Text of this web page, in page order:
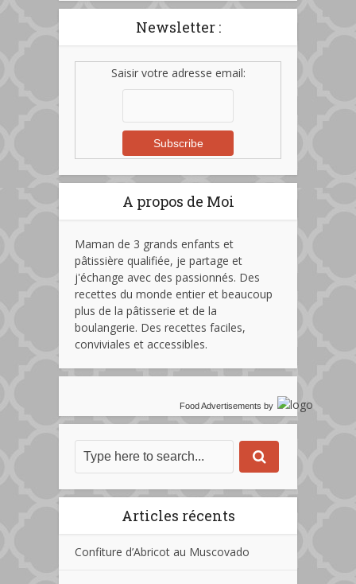
Newsletter :
Saisir votre adresse email:
A propos de Moi
Maman de 3 grands enfants et
pâtissière qualifiée, je partage et
j'échange avec des passionnés. Des
recettes du monde entier et beaucoup
plus de la pâtisserie et de la
boulangerie. Des recettes faciles,
conviviales et accessibles.
Food Advertisements by
Articles récents
Confiture d’Abricot au Muscovado